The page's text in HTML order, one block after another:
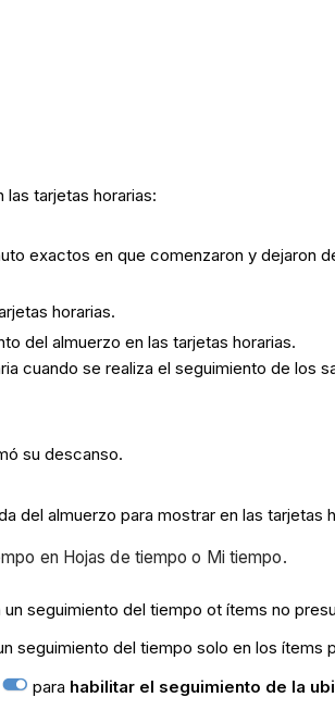
las tarjetas horarias:
exactos en que comenzaron y dejaron
horarias.
del almuerzo en las tarjetas horarias.
cuando se realiza el seguimiento de los
su descanso.
del almuerzo para mostrar en las tarjetas
en Hojas de tiempo o Mi tiempo.
seguimiento del tiempo ot ítems no
seguimiento del tiempo solo en los ítems
para habilitar el seguimiento de la